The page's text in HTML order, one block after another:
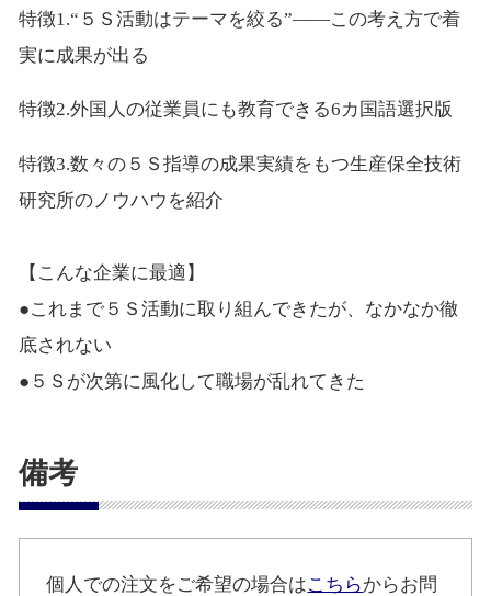
特徴1.“５Ｓ活動はテーマを絞る”――この考え方で着
実に成果が出る
特徴2.外国人の従業員にも教育できる6カ国語選択版
特徴3.数々の５Ｓ指導の成果実績をもつ生産保全技術
研究所のノウハウを紹介
【こんな企業に最適】
●これまで５Ｓ活動に取り組んできたが、なかなか徹
底されない
●５Ｓが次第に風化して職場が乱れてきた
備考
個人での注文をご希望の場合はこちらからお問